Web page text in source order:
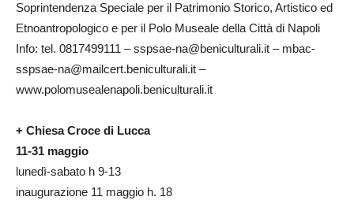
Soprintendenza Speciale per il Patrimonio Storico, Artistico ed
Etnoantropologico e per il Polo Museale della Città di Napoli
Info: tel. 0817499111 – sspsae-na@beniculturali.it – mbac-
sspsae-na@mailcert.beniculturali.it –
www.polomusealenapoli.beniculturali.it
+ Chiesa Croce di Lucca
11-31 maggio
lunedì-sabato h 9-13
inaugurazione 11 maggio h. 18